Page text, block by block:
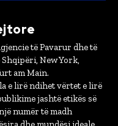
të Pavarur dhe të
New York,
am Main.
e lirë ndihet vërtet e lirë
jashtë etikës së
numër të madh